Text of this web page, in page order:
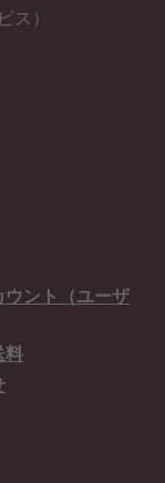
）
ウント（ユーザ
料